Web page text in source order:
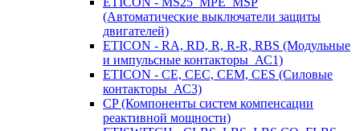
(Автоматические выключатели защиты
двигателей)
ETICON - RA, RD, R, R-R, RBS (Модульные
и импульсные контакторы_АС1)
ETICON - CE, CEC, CEM, CES (Силовые
контакторы_АС3)
CP (Компоненты систем компенсации
реактивной мощности)